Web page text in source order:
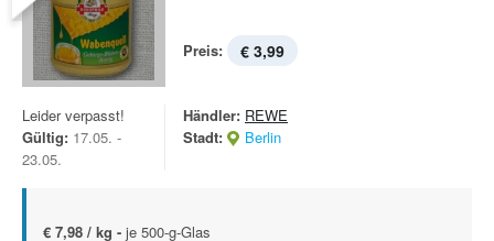
Preis: € 3,99
Leider verpasst!
Gültig: 17.05. -
23.05.
Händler: REWE
Stadt:
Berlin
€ 7,98 / kg - je 500-g-Glas